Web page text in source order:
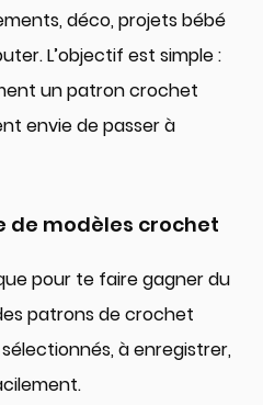
déco, projets bébé
L’objectif est simple :
un patron crochet
envie de passer à
de modèles crochet
pour te faire gagner du
patrons de crochet
à enregistrer,